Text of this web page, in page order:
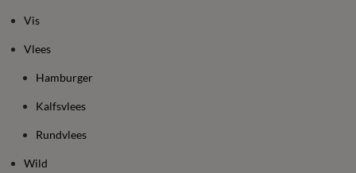
Vis
Vlees
Hamburger
Kalfsvlees
Rundvlees
Wild